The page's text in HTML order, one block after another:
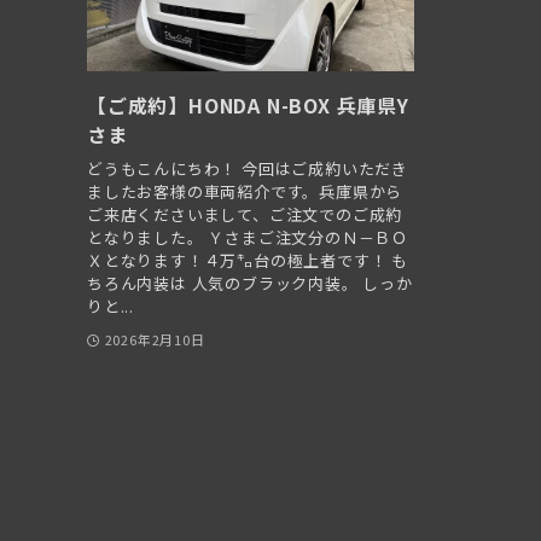
【ご成約】HONDA N-BOX 兵庫県Y
さま
どうもこんにちわ！ 今回はご成約いただき
ましたお客様の車両紹介です。兵庫県から
ご来店くださいまして、ご注文でのご成約
となりました。 Ｙさまご注文分のＮ－ＢＯ
Ｘとなります！４万㌔台の極上者です！ も
ちろん内装は 人気のブラック内装。 しっか
りと...
2026年2月10日